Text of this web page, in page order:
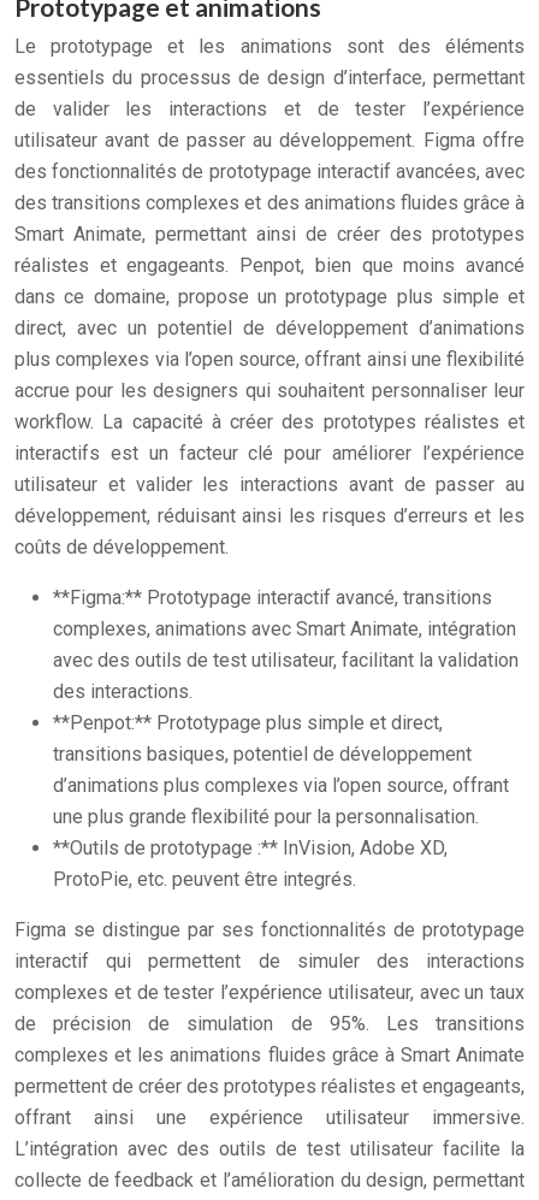
Prototypage et animations
Le prototypage et les animations sont des éléments
essentiels du processus de design d’interface, permettant
de valider les interactions et de tester l’expérience
utilisateur avant de passer au développement. Figma offre
des fonctionnalités de prototypage interactif avancées, avec
des transitions complexes et des animations fluides grâce à
Smart Animate, permettant ainsi de créer des prototypes
réalistes et engageants. Penpot, bien que moins avancé
dans ce domaine, propose un prototypage plus simple et
direct, avec un potentiel de développement d’animations
plus complexes via l’open source, offrant ainsi une flexibilité
accrue pour les designers qui souhaitent personnaliser leur
workflow. La capacité à créer des prototypes réalistes et
interactifs est un facteur clé pour améliorer l’expérience
utilisateur et valider les interactions avant de passer au
développement, réduisant ainsi les risques d’erreurs et les
coûts de développement.
**Figma:** Prototypage interactif avancé, transitions
complexes, animations avec Smart Animate, intégration
avec des outils de test utilisateur, facilitant la validation
des interactions.
**Penpot:** Prototypage plus simple et direct,
transitions basiques, potentiel de développement
d’animations plus complexes via l’open source, offrant
une plus grande flexibilité pour la personnalisation.
**Outils de prototypage :** InVision, Adobe XD,
ProtoPie, etc. peuvent être integrés.
Figma se distingue par ses fonctionnalités de prototypage
interactif qui permettent de simuler des interactions
complexes et de tester l’expérience utilisateur, avec un taux
de précision de simulation de 95%. Les transitions
complexes et les animations fluides grâce à Smart Animate
permettent de créer des prototypes réalistes et engageants,
offrant ainsi une expérience utilisateur immersive.
L’intégration avec des outils de test utilisateur facilite la
collecte de feedback et l’amélioration du design, permettant